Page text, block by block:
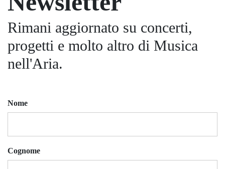
Rimani aggiornato su concerti,
progetti e molto altro di Musica
nell'Aria.
Nome
Cognome